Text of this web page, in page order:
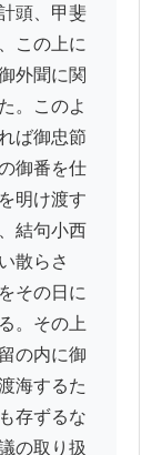
頭、甲斐
この上に
外聞に関
。このよ
ば御忠節
御番を仕
明け渡す
結句小西
散らさ
その日に
。その上
の内に御
海するた
存ずるな
の取り扱